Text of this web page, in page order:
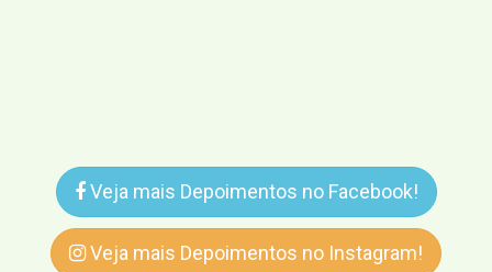
Veja mais Depoimentos no Facebook!
Veja mais Depoimentos no Instagram!